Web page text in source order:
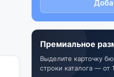
Премиальное
Выделите карточку
строки каталога — от